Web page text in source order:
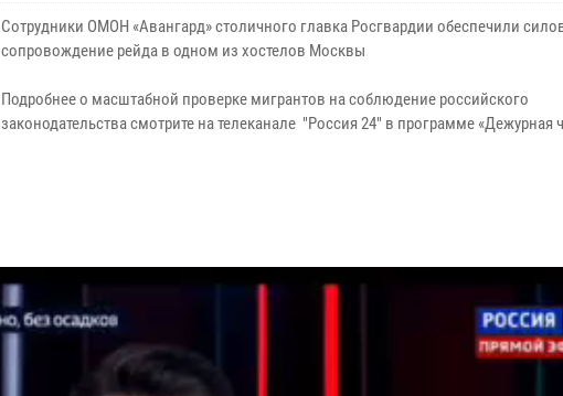
Сотрудники ОМОН «Авангард» столичного главка Росгвардии обеспечили
сопровождение рейда в одном из хостелов Москвы
Подробнее о масштабной проверке мигрантов на соблюдение российского
законодательства смотрите на телеканале "Россия 24" в программе «Дежурная